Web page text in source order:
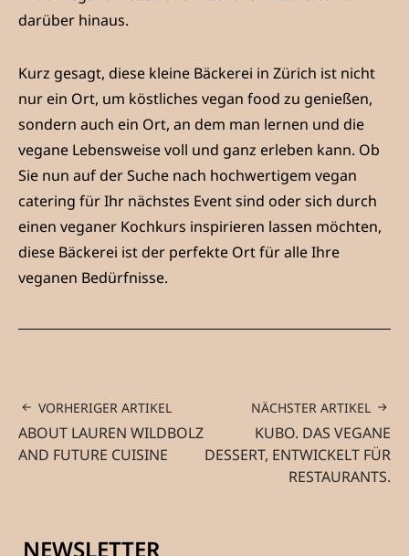
darüber hinaus.
Kurz gesagt, diese kleine Bäckerei in Zürich ist nicht
nur ein Ort, um köstliches vegan food zu genießen,
sondern auch ein Ort, an dem man lernen und die
vegane Lebensweise voll und ganz erleben kann. Ob
Sie nun auf der Suche nach hochwertigem vegan
catering für Ihr nächstes Event sind oder sich durch
einen veganer Kochkurs inspirieren lassen möchten,
diese Bäckerei ist der perfekte Ort für alle Ihre
veganen Bedürfnisse.
VORHERIGER ARTIKEL
ABOUT LAUREN WILDBOLZ
AND FUTURE CUISINE
NÄCHSTER ARTIKEL
KUBO. DAS VEGANE
DESSERT, ENTWICKELT FÜR
RESTAURANTS.
NEWSLETTER